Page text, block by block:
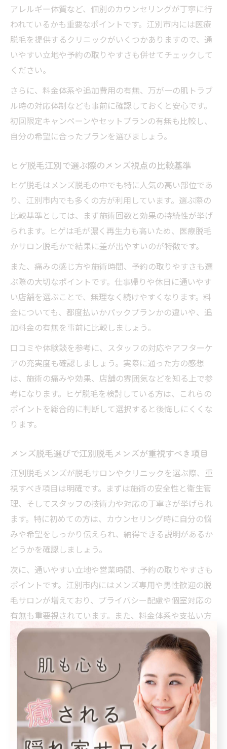
アレルギー体質など、個別のカウンセリングが丁寧に行
われているかも重要なポイントです。江別市内には医療
脱毛を提供するクリニックがいくつかありますので、通
いやすい立地や予約の取りやすさも併せてチェックして
ください。
さらに、料金体系や追加費用の有無、万が一の肌トラブ
ル時の対応体制なども事前に確認しておくと安心です。
初回限定キャンペーンやセットプランの有無も比較し、
自分の希望に合ったプランを選びましょう。
ヒゲ脱毛江別で選ぶ際のメンズ視点の比較基準
ヒゲ脱毛はメンズ脱毛の中でも特に人気の高い部位であ
り、江別市内でも多くの方が利用しています。選ぶ際の
比較基準としては、まず施術回数と効果の持続性が挙げ
られます。ヒゲは毛が濃く再生力も高いため、医療脱毛
かサロン脱毛かで結果に差が出やすいのが特徴です。
また、痛みの感じ方や施術時間、予約の取りやすさも選
ぶ際の大切なポイントです。仕事帰りや休日に通いやす
い店舗を選ぶことで、無理なく続けやすくなります。料
金についても、都度払いかパックプランかの違いや、追
加料金の有無を事前に比較しましょう。
口コミや体験談を参考に、スタッフの対応やアフターケ
アの充実度も確認しましょう。実際に通った方の感想
は、施術の痛みや効果、店舗の雰囲気などを知る上で参
考になります。ヒゲ脱毛を検討している方は、これらの
ポイントを総合的に判断して選択すると後悔しにくくな
ります。
メンズ脱毛選びで江別脱毛メンズが重視すべき項目
江別脱毛メンズが脱毛サロンやクリニックを選ぶ際、重
視すべき項目は明確です。まずは施術の安全性と衛生管
理、そしてスタッフの技術力や対応の丁寧さが挙げられ
ます。特に初めての方は、カウンセリング時に自分の悩
みや希望をしっかり伝えられ、納得できる説明があるか
どうかを確認しましょう。
次に、通いやすい立地や営業時間、予約の取りやすさも
ポイントです。江別市内にはメンズ専用や男性歓迎の脱
毛サロンが増えており、プライバシー配慮や個室対応の
有無も重要視されています。また、料金体系や支払い方
法が明確で、追加料金が発生しないかどうかも契約前に
最後に、アフターケアやトラブル時のサポート体制が整
っているかも安心材料となります。万が一の肌トラブル
に備え、医療機関と連携しているか、または専門スタッ
フが常駐しているかも比較材料にしましょう。
口コミや効果を活用した江別脱毛メンズの選び方